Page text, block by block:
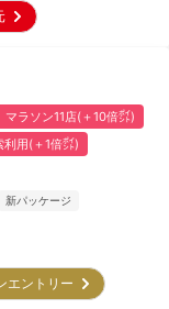
マラソン11店(＋10倍㌽)
利用(＋1倍㌽)
新パッケージ
エントリー